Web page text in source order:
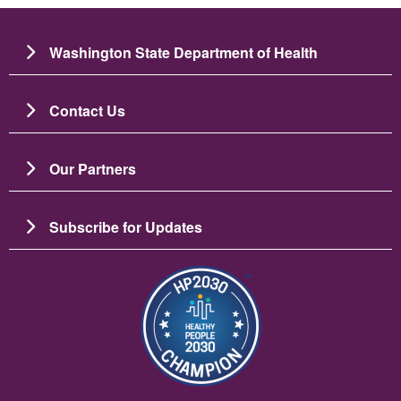
Washington State Department of Health
Contact Us
Our Partners
Subscribe for Updates